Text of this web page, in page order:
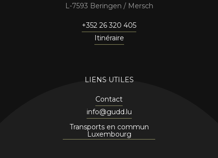
7593 Beringen / Mersch
+352 26 320 405
Itinéraire
LIENS UTILES
Contact
info@gudd.lu
Transports en commun
Luxembourg